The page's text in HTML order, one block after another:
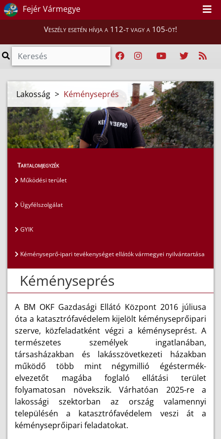
Fejér Vármegye
Veszély esetén hívja a 112-t vagy a 105-öt!
Lakosság > Kéményseprés
Tartalomjegyzék
Működési terület
Ügyfélszolgálat
GYIK
Kéményseprő-ipari tevékenységet ellátók vármegyei nyilvántartása
Kéményseprés
A BM OKF Gazdasági Ellátó Központ 2016 júliusa
óta a katasztrófavédelem kijelölt kéményseprőipari
szerve, közfeladatként végzi a kéményseprést. A
természetes személyek ingatlanában,
társasházakban és lakásszövetkezeti házakban
működő több mint négymillió égéstermék-
elvezetőt magába foglaló ellátási terület
folyamatosan növekszik. Várhatóan 2025-re a
lakossági szektorban az ország valamennyi
településén a katasztrófavédelem veszi át a
kéményseprőipari feladatokat.